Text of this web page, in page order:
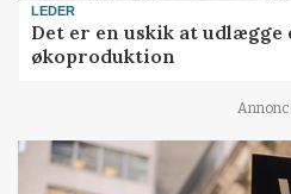
LEDER
Det er en uskik at
økoproduktion